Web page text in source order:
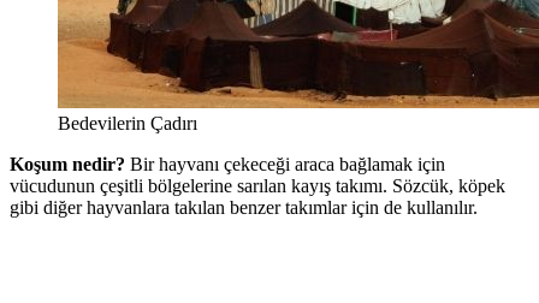
Bedevilerin Çadırı
Koşum nedir? Bir hayvanı çekeceği araca bağlamak için
vücudunun çeşitli bölgelerine sarılan kayış takımı. Sözcük, köpek
gibi diğer hayvanlara takılan benzer takımlar için de kullanılır.